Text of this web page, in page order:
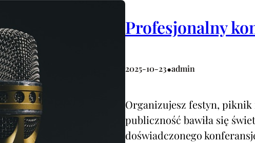
Profesjonalny
2025-10-23•admin
Organizujesz festyn,
publiczność bawiła się
doświadczonego